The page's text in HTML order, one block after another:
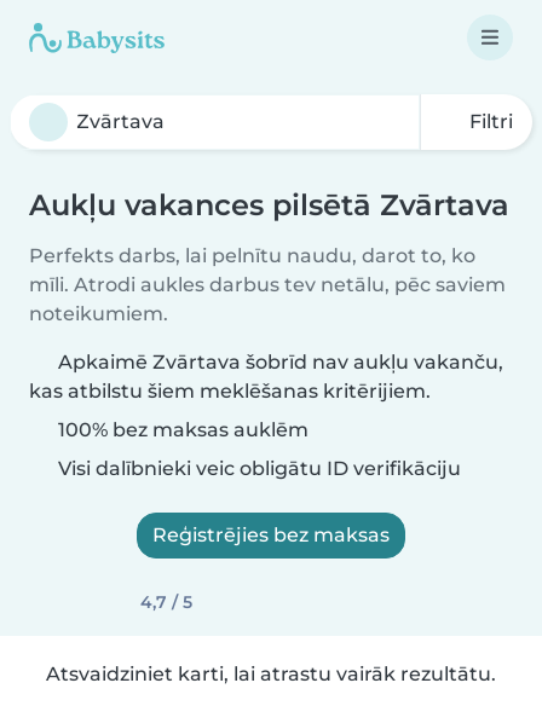
Filtri
Aukļu vakances pilsētā Zvārtava
Perfekts darbs, lai pelnītu naudu, darot to, ko
mīli. Atrodi aukles darbus tev netālu, pēc saviem
noteikumiem.
Apkaimē Zvārtava šobrīd nav aukļu vakanču,
kas atbilstu šiem meklēšanas kritērijiem.
100% bez maksas auklēm
Visi dalībnieki veic obligātu ID verifikāciju
Reģistrējies bez maksas
4,7 / 5
Atsvaidziniet karti, lai atrastu vairāk rezultātu.